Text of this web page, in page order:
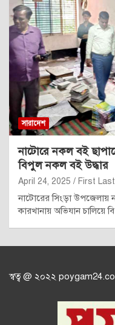
সারাদেশ
নাটোরে নকল বই
বিপুল নকল বই উদ্ধার
April 24, 2025 First Last
নাটোরের সিংড়া
কারখানায় অভিযান চালিয়ে
স্বত্ব @ ২০২২